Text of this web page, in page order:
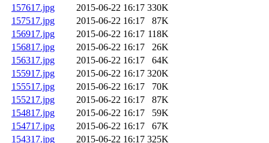
157617.jpg
2015-06-22 16:17 330K
157517.jpg
2015-06-22 16:17
87K
156917.jpg
2015-06-22 16:17 118K
156817.jpg
2015-06-22 16:17
26K
156317.jpg
2015-06-22 16:17
64K
155917.jpg
2015-06-22 16:17 320K
155517.jpg
2015-06-22 16:17
70K
155217.jpg
2015-06-22 16:17
87K
154817.jpg
2015-06-22 16:17
59K
154717.jpg
2015-06-22 16:17
67K
154317.jpg
2015-06-22 16:17 325K